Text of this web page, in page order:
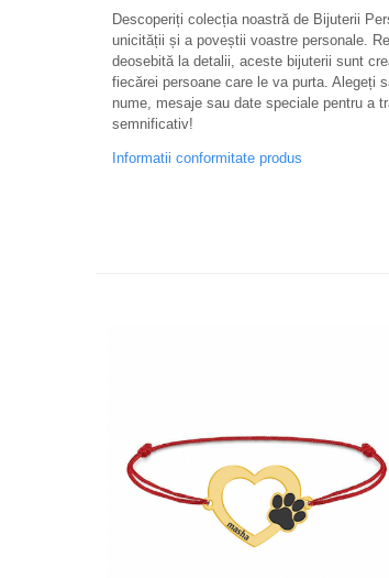
Descoperiți colecția noastră de Bijuterii
unicității și a poveștii voastre personale.
deosebită la detalii, aceste bijuterii sunt
fiecărei persoane care le va purta. Alegeți
nume, mesaje sau date speciale pentru a
semnificativ!
Informatii conformitate produs